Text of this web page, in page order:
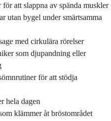
att slappna av spända muskler
utan bygel under smärtsamma
med cirkulära rörelser
som djupandning eller
för att stödja
hela dagen
klämmer åt bröstområdet